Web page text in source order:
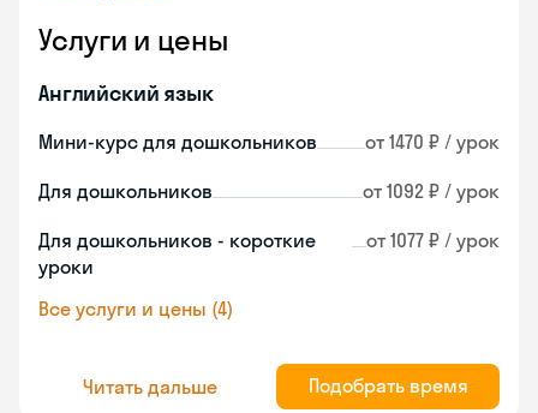
Услуги и цены
Английский язык
Мини-курс для дошкольников от 1470 ₽ / урок
Для дошкольников от 1092 ₽ / урок
Для дошкольников - короткие
уроки
от 1077 ₽ / урок
Все услуги и цены (4)
Читать дальше Подобрать время